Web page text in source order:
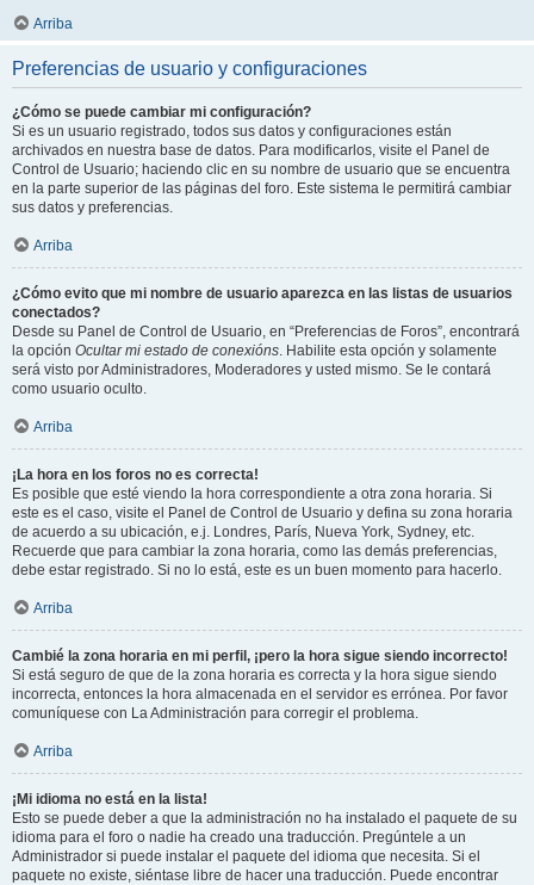
Arriba
Preferencias de usuario y configuraciones
¿Cómo se puede cambiar mi configuración?
Si es un usuario registrado, todos sus datos y configuraciones están
archivados en nuestra base de datos. Para modificarlos, visite el Panel de
Control de Usuario; haciendo clic en su nombre de usuario que se encuentra
en la parte superior de las páginas del foro. Este sistema le permitirá cambiar
sus datos y preferencias.
Arriba
¿Cómo evito que mi nombre de usuario aparezca en las listas de usuarios
conectados?
Desde su Panel de Control de Usuario, en “Preferencias de Foros”, encontrará
la opción Ocultar mi estado de conexións. Habilite esta opción y solamente
será visto por Administradores, Moderadores y usted mismo. Se le contará
como usuario oculto.
Arriba
¡La hora en los foros no es correcta!
Es posible que esté viendo la hora correspondiente a otra zona horaria. Si
este es el caso, visite el Panel de Control de Usuario y defina su zona horaria
de acuerdo a su ubicación, e.j. Londres, París, Nueva York, Sydney, etc.
Recuerde que para cambiar la zona horaria, como las demás preferencias,
debe estar registrado. Si no lo está, este es un buen momento para hacerlo.
Arriba
Cambié la zona horaria en mi perfil, ¡pero la hora sigue siendo incorrecto!
Si está seguro de que de la zona horaria es correcta y la hora sigue siendo
incorrecta, entonces la hora almacenada en el servidor es errónea. Por favor
comuníquese con La Administración para corregir el problema.
Arriba
¡Mi idioma no está en la lista!
Esto se puede deber a que la administración no ha instalado el paquete de su
idioma para el foro o nadie ha creado una traducción. Pregúntele a un
Administrador si puede instalar el paquete del idioma que necesita. Si el
paquete no existe, siéntase libre de hacer una traducción. Puede encontrar